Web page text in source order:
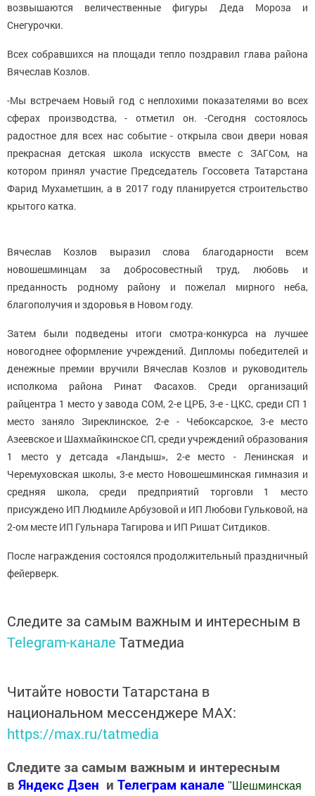
возвышаются величественные фигуры Деда Мороза и
Снегурочки.
Всех собравшихся на площади тепло поздравил глава района
Вячеслав Козлов.
-Мы встречаем Новый год с неплохими показателями во всех
сферах производства, - отметил он. -Сегодня состоялось
радостное для всех нас событие - открыла свои двери новая
прекрасная детская школа искусств вместе с ЗАГСом, на
котором принял участие Председатель Госсовета Татарстана
Фарид Мухаметшин, а в 2017 году планируется строительство
крытого катка.
Вячеслав Козлов выразил слова благодарности всем
новошешминцам за добросовестный труд, любовь и
преданность родному району и пожелал мирного неба,
благополучия и здоровья в Новом году.
Затем были подведены итоги смотра-конкурса на лучшее
новогоднее оформление учреждений. Дипломы победителей и
денежные премии вручили Вячеслав Козлов и руководитель
исполкома района Ринат Фасахов. Среди организаций
райцентра 1 место у завода СОМ, 2-е ЦРБ, 3-е - ЦКС, среди СП 1
место заняло Зиреклинское, 2-е - Чебоксарское, 3-е место
Азеевское и Шахмайкинское СП, среди учреждений образования
1 место у детсада «Ландыш», 2-е место - Ленинская и
Черемуховская школы, 3-е место Новошешминская гимназия и
средняя школа, среди предприятий торговли 1 место
присуждено ИП Людмиле Арбузовой и ИП Любови Гульковой, на
2-ом месте ИП Гульнара Тагирова и ИП Ришат Ситдиков.
После награждения состоялся продолжительный праздничный
фейерверк.
Следите за самым важным и интересным в
Telegram-канале Татмедиа
Читайте новости Татарстана в
национальном мессенджере MАХ:
https://max.ru/tatmedia
Следите за самым важным и интересным
в Яндекс Дзен и Телеграм канале " Шешминская